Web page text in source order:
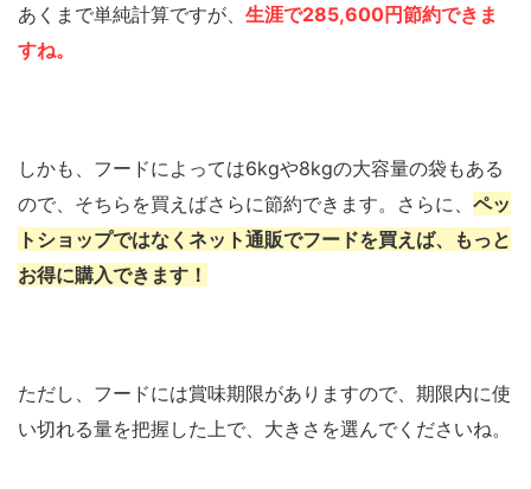
あくまで単純計算ですが、 生涯で285,600円節約できま
すね。
しかも、フードによっては6kgや8kgの大容量の袋もある
ので、そちらを買えばさらに節約できます。さらに、 ペッ
トショップではなくネット通販でフードを買えば、もっと
お得に購入できます！
ただし、フードには賞味期限がありますので、期限内に使
い切れる量を把握した上で、大きさを選んでくださいね。